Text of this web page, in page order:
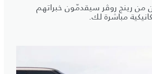
من رينج روڤر سيقدمّون خبراتهم
مباشرة لك.